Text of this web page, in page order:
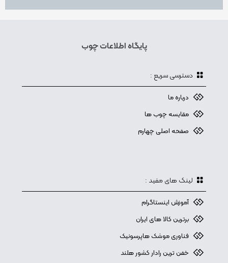
پایگاه اطلاعات چوب
دسترسی سریع :
درباره ما
مقایسه چوب ها
صفحه اصلی چهارم
لینک های مفید :
آموزش اینستاگرام
برترین کالا های ایران
فناوری موشک هاپرسونیک
خفن ترین رادار کشور هلند